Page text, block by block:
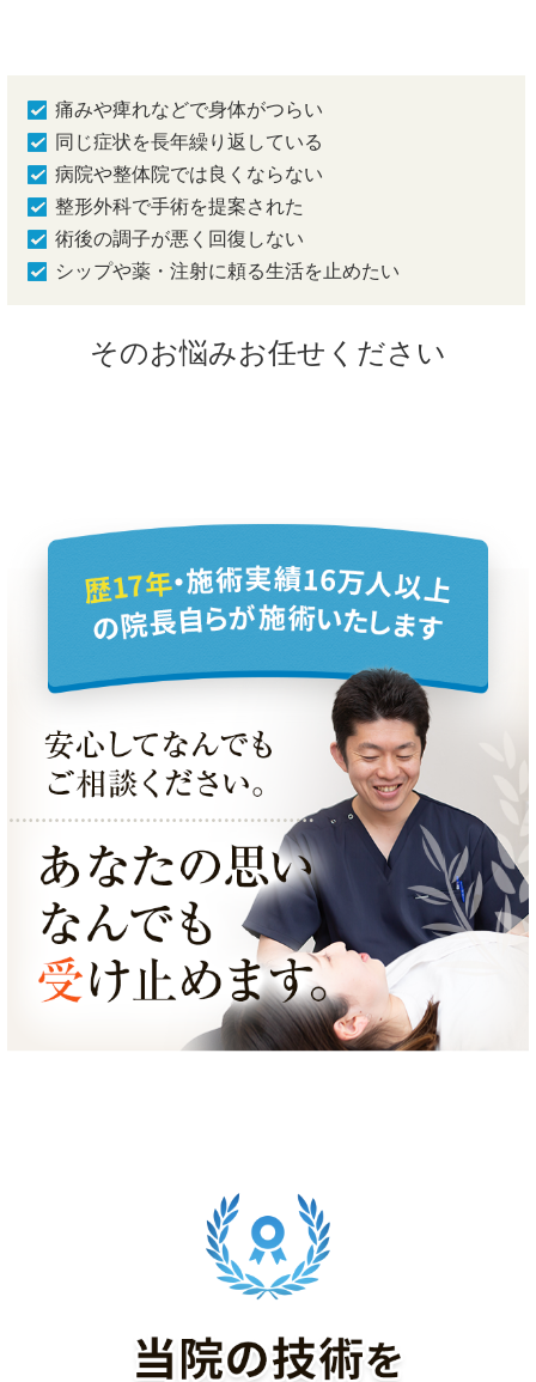
痛みや痺れなどで身体がつらい
同じ症状を長年繰り返している
病院や整体院では良くならない
整形外科で手術を提案された
術後の調子が悪く回復しない
シップや薬・注射に頼る生活を止めたい
そのお悩みお任せください